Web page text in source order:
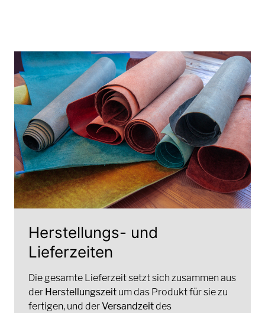
Herstellungs- und
Lieferzeiten
Die gesamte Lieferzeit setzt sich zusammen aus
der Herstellungszeit um das Produkt für sie zu
fertigen, und derVersandzeitdes